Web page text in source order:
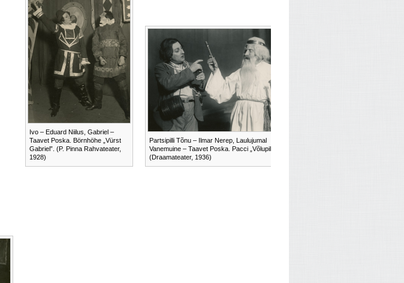
Ivo – Eduard Niilus, Gabriel –
Taavet Poska. Börnhöhe „Vürst
Gabriel”. (P. Pinna Rahvateater,
1928)
Partsipilli Tõnu – Ilmar Nerep, Laulujumal
Vanemuine – Taavet Poska. Pacci „Võlupill“.
(Draamateater, 1936)